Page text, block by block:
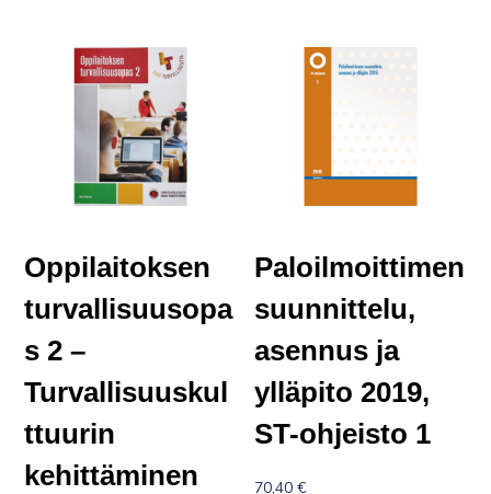
Oppilaitoksen
turvallisuusopa
s 2 –
Turvallisuuskul
ttuurin
kehittäminen
Paloilmoittimen
suunnittelu,
asennus ja
ylläpito 2019,
ST-ohjeisto 1
70,40€